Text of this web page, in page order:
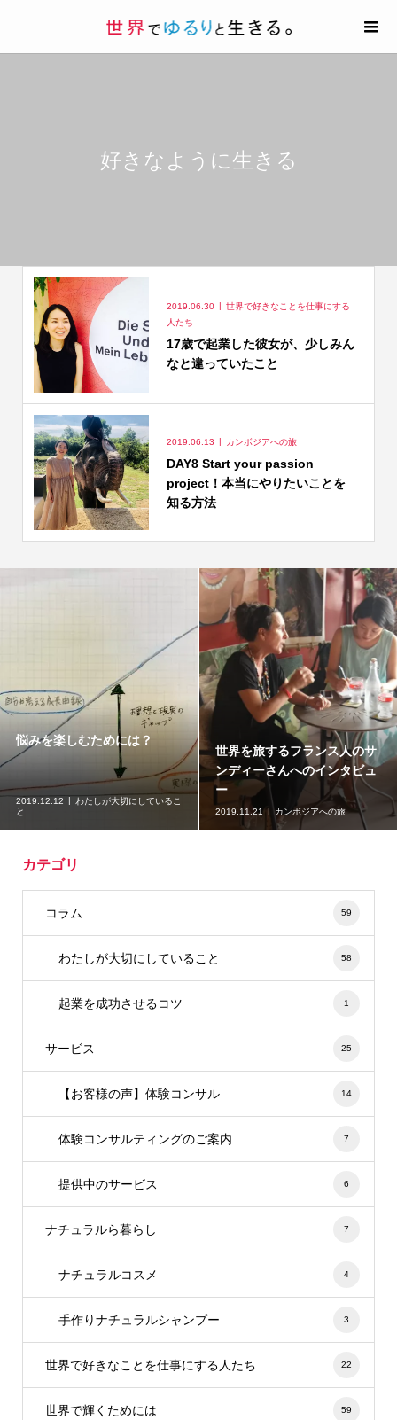
好きなように生きる
2019.06.30
世界で好きなことを仕事にする
人たち
17歳で起業した彼女が、少しみん
なと違っていたこと
2019.06.13 カンボジアへの旅
DAY8 Start your passion
project！本当にやりたいことを
知る方法
悩みを楽しむためには？
2019.12.12
わたしが大切にしているこ
と
世界を旅するフランス人のサ
ンディーさんへのインタビュ
ー
2019.11.21 カンボジアへの旅
カテゴリ
コラム 59
わたしが大切にしていること 58
起業を成功させるコツ 1
サービス 25
【お客様の声】体験コンサル 14
体験コンサルティングのご案内 7
提供中のサービス 6
ナチュラルら暮らし 7
ナチュラルコスメ 4
手作りナチュラルシャンプー 3
世界で好きなことを仕事にする人たち 22
世界で輝くためには 59